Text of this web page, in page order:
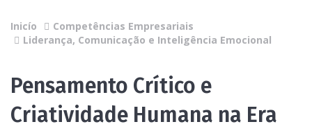
Inicío
Competências Empresariais
Liderança, Comunicação e Inteligência Emocional
Pensamento Crítico e
Criatividade Humana na Era